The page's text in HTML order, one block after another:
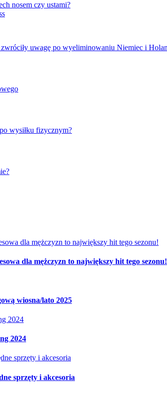
nosem czy ustami?
dla mężczyzn to największy hit tego sezonu!
wiosna/lato 2025
2024
sprzęty i akcesoria